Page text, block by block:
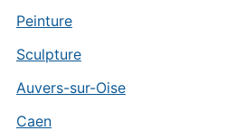
Peinture
Sculpture
Auvers-sur-Oise
Caen